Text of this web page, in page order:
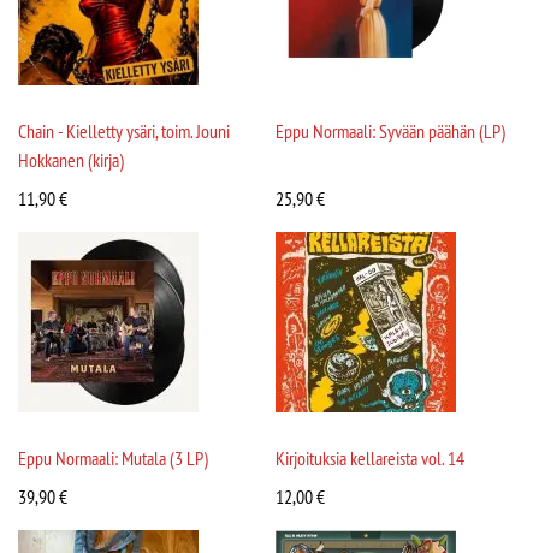
Chain - Kielletty ysäri, toim. Jouni
Hokkanen (kirja)
11,90€
Eppu Normaali: Syvään päähän (LP)
25,90€
Eppu Normaali: Mutala (3 LP)
39,90€
Kirjoituksia kellareista vol. 14
12,00€